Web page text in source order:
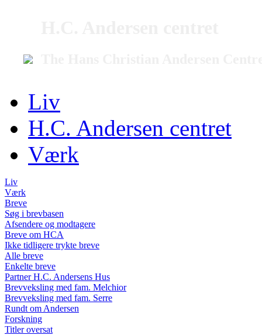
Liv
H.C. Andersen centret
Værk
Liv
Værk
Breve
Søg i brevbasen
Afsendere og modtagere
Breve om HCA
Ikke tidligere trykte breve
Alle breve
Enkelte breve
Partner H.C. Andersens Hus
Brevveksling med fam. Melchior
Brevveksling med fam. Serre
Rundt om Andersen
Forskning
Titler oversat